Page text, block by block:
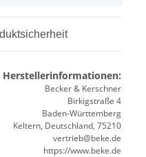
Herstellerinformationen:
Becker & Kerschner
Birkigstraße 4
Baden-Württemberg
Keltern, Deutschland, 75210
vertrieb@beke.de
https://www.beke.de